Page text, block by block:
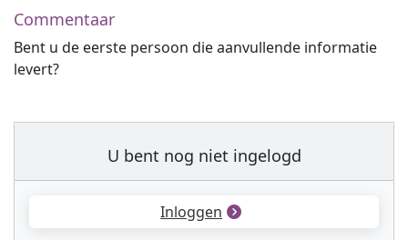
Commentaar
Bent u de eerste persoon die aanvullende informatie
levert?
U bent nog niet ingelogd
Inloggen